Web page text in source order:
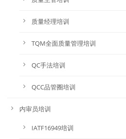
质量经理培训
TQM全面质量管理培训
QC手法培训
QCC品管圈培训
内审员培训
IATF16949培训